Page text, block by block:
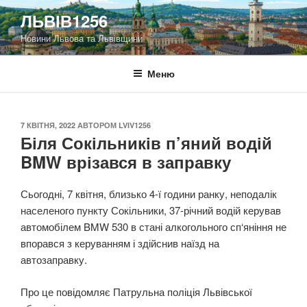
Перейти
до
вмісту
ЛЬВІВ1256
Новини Львова та Львівщини
Меню
ОПУБЛІКОВАНО
7 КВІТНЯ, 2022 АВТОРОМ LVIV1256
Біля Сокільників п’яний водій
BMW врізався в заправку
Сьогодні, 7 квітня, близько 4-ї години ранку, неподалік
населеного пункту Сокільники, 37-річний водій керував
автомобілем BMW 530 в стані алкогольного сп‘яніння не
впорався з керуванням і здійснив наїзд на
автозаправку.
Про це повідомляє Патрульна поліція Львівської